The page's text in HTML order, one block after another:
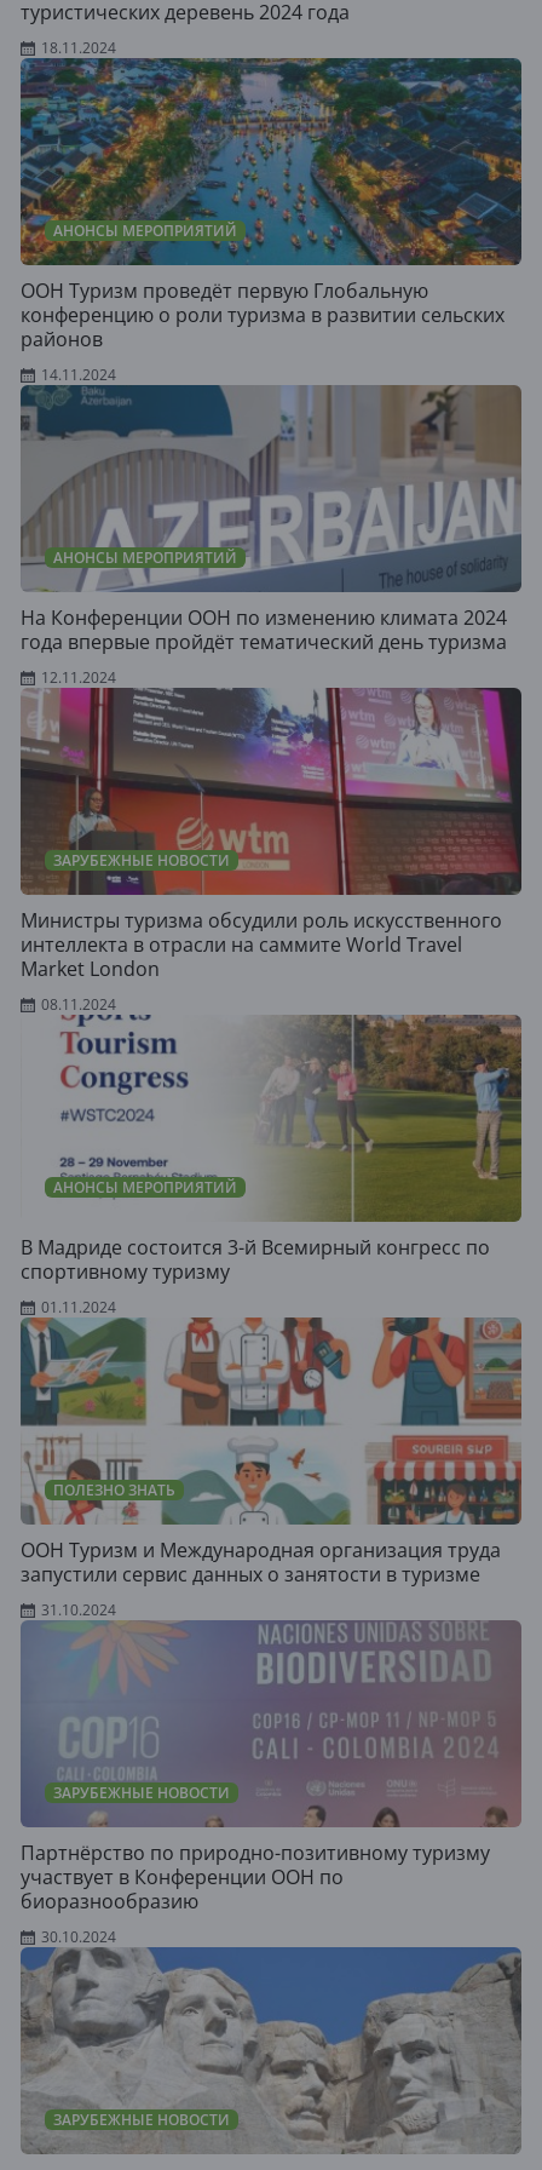
туристических деревень 2024 года
18.11.2024
АНОНСЫ МЕРОПРИЯТИЙ
ООН Туризм проведёт первую Глобальную
конференцию о роли туризма в развитии сельских
районов
14.11.2024
АНОНСЫ МЕРОПРИЯТИЙ
На Конференции ООН по изменению климата 2024
года впервые пройдёт тематический день туризма
12.11.2024
ЗАРУБЕЖНЫЕ НОВОСТИ
Министры туризма обсудили роль искусственного
интеллекта в отрасли на саммите World Travel
Market London
08.11.2024
АНОНСЫ МЕРОПРИЯТИЙ
В Мадриде состоится 3-й Всемирный конгресс по
спортивному туризму
01.11.2024
ПОЛЕЗНО ЗНАТЬ
ООН Туризм и Международная организация труда
запустили сервис данных о занятости в туризме
31.10.2024
ЗАРУБЕЖНЫЕ НОВОСТИ
Партнёрство по природно-позитивному туризму
участвует в Конференции ООН по
биоразнообразию
30.10.2024
ЗАРУБЕЖНЫЕ НОВОСТИ